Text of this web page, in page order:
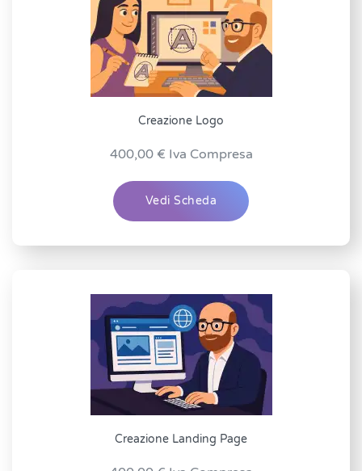
Creazione Logo
400,00 € Iva Compresa
Vedi Scheda
Creazione Landing Page